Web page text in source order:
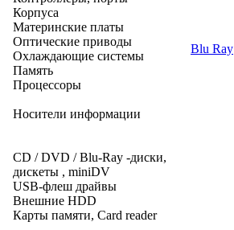
Корпуса
Материнские платы
Оптические приводы
Охлаждающие системы
Память
Процессоры
Носители информации
CD / DVD / Blu-Ray -диски,
дискеты , miniDV
USB-флеш драйвы
Внешние HDD
Карты памяти, Card reader
Blu Ray